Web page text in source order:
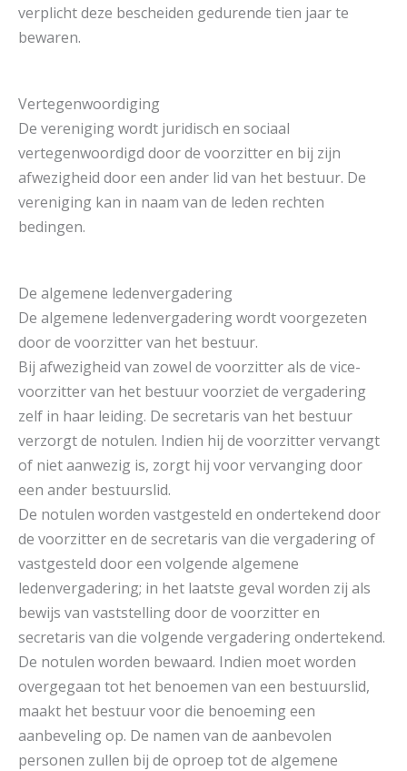
verplicht deze bescheiden gedurende tien jaar te
bewaren.
Vertegenwoordiging
De vereniging wordt juridisch en sociaal
vertegenwoordigd door de voorzitter en bij zijn
afwezigheid door een ander lid van het bestuur. De
vereniging kan in naam van de leden rechten
bedingen.
De algemene ledenvergadering
De algemene ledenvergadering wordt voorgezeten
door de voorzitter van het bestuur.
Bij afwezigheid van zowel de voorzitter als de vice-
voorzitter van het bestuur voorziet de vergadering
zelf in haar leiding. De secretaris van het bestuur
verzorgt de notulen. Indien hij de voorzitter vervangt
of niet aanwezig is, zorgt hij voor vervanging door
een ander bestuurslid.
De notulen worden vastgesteld en ondertekend door
de voorzitter en de secretaris van die vergadering of
vastgesteld door een volgende algemene
ledenvergadering; in het laatste geval worden zij als
bewijs van vaststelling door de voorzitter en
secretaris van die volgende vergadering ondertekend.
De notulen worden bewaard. Indien moet worden
overgegaan tot het benoemen van een bestuurslid,
maakt het bestuur voor die benoeming een
aanbeveling op. De namen van de aanbevolen
personen zullen bij de oproep tot de algemene